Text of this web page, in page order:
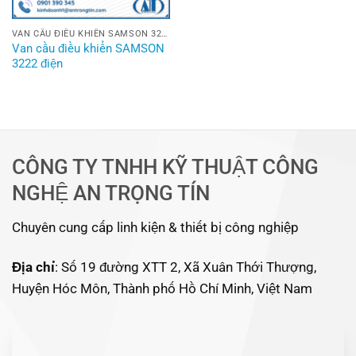
VAN CẦU ĐIỀU KHIỂN SAMSON 3222 ĐIỆN
Van cầu điều khiển SAMSON
3222 điện
CÔNG TY TNHH KỸ THUẬT CÔNG
NGHỆ AN TRỌNG TÍN
Chuyên cung cấp linh kiện & thiết bị công nghiệp
Địa chỉ: Số 19 đường XTT 2, Xã Xuân Thới Thượng,
Huyện Hóc Môn, Thành phố Hồ Chí Minh, Việt Nam